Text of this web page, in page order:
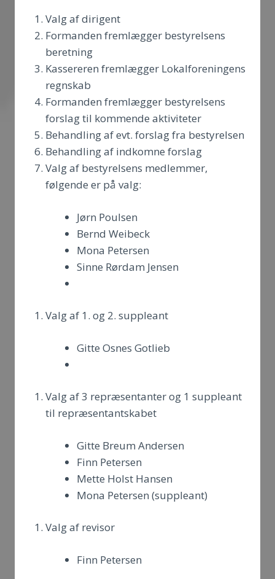
Valg af dirigent
Formanden fremlægger bestyrelsens
beretning
Kassereren fremlægger Lokalforeningens
regnskab
Formanden fremlægger bestyrelsens
forslag til kommende aktiviteter
Behandling af evt. forslag fra bestyrelsen
Behandling af indkomne forslag
Valg af bestyrelsens medlemmer,
følgende er på valg:
Jørn Poulsen
Bernd Weibeck
Mona Petersen
Sinne Rørdam Jensen
Valg af 1. og 2. suppleant
Gitte Osnes Gotlieb
Valg af 3 repræsentanter og 1 suppleant
til repræsentantskabet
Gitte Breum Andersen
Finn Petersen
Mette Holst Hansen
Mona Petersen (suppleant)
Valg af revisor
Finn Petersen